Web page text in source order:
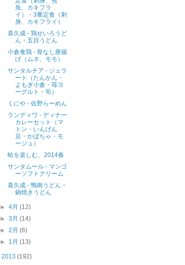
魚、カキフラ
イ）・3番定食（刺
身、カキフライ）
喜久成 - 鶏せいろうど
ん・五目うどん
小倉食鶏 - 骨なし唐揚
げ（ムネ、モモ）
サンタルチア - ジェラ
ート（たんかん・
よもぎ小倉・苺ヨ
ーグルト・筍）
くにや - 佐野らーめん
ランディワ - ディナー
カレーセット（マ
トン・いんげん
豆・かぼちゃ・モ
ージュ）
蛤を楽しむ、2014春
サンタムール - マンゴ
ーソフトクリーム
喜久成 - 鴨南うどん・
鍋焼きうどん
►4月(12)
►3月(14)
►2月(6)
► 1月(13)
2013 (192)